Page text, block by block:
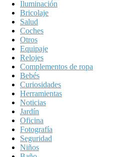
Iluminación
Bricolaje
Salud
Coches
Otros
Equipaje
Relojes
Complementos de ropa
Bebés
Curiosidades
Herramientas
Noticias
Jardín
Oficina
Fotografía
Seguridad
Niños